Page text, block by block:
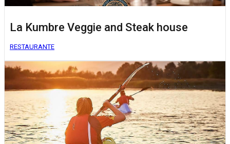
La Kumbre Veggie and Steak house
RESTAURANTE